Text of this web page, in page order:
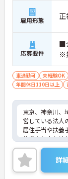
的な役割拡大や
【残業の少な
ースで長く働
・残業は月平均
ライフバランス
・育児短時間勤
も安心な環境で
とで安心してキ
・創業以来20年
り地域社会にも
・現場スタッフ
透しチームワー
雇用形態
応募要件
■
※
車通勤可 未経験OK
年間休日110日以上
東京、神奈川、
営している法人
居住手当や扶養
休暇や年末年始
すのでプライベ
す。
ご興味ある方に
細をお話致しま
詳